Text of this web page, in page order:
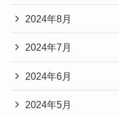
2024年8月
2024年7月
2024年6月
2024年5月